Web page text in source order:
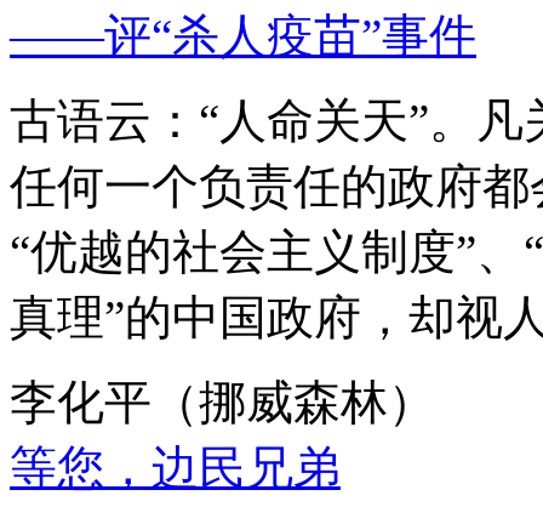
——评“杀人疫苗”事件
古语云：“人命关天”。
任何一个负责任的政府
“优越的社会主义制度”
真理”的中国政府，却视
李化平（挪威森林）
等您，边民兄弟